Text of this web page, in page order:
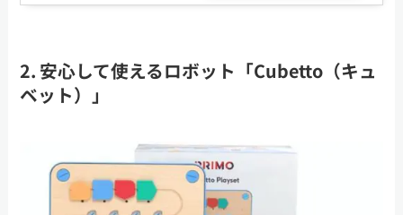
2. 安心して使えるロボット「Cubetto（キュ
ベット）」